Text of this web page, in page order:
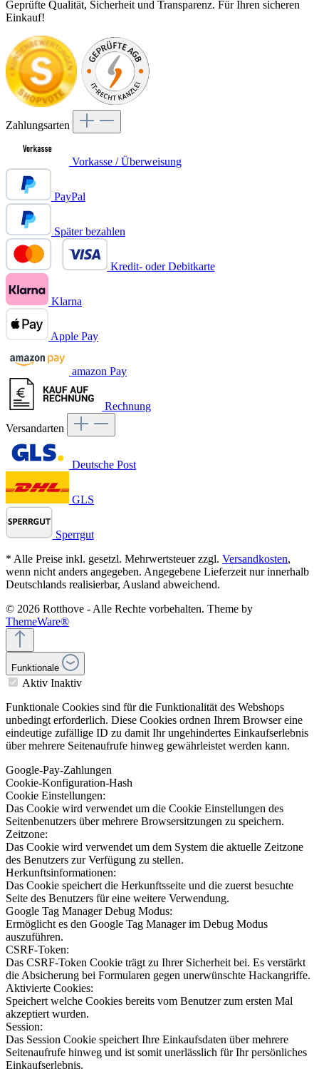
Geprüfte Qualität, Sicherheit und Transparenz. Für Ihren sicheren
Einkauf!
Zahlungsarten
Vorkasse / Überweisung
PayPal
Später bezahlen
Kredit- oder Debitkarte
Klarna
Apple Pay
amazon Pay
Rechnung
Versandarten
Deutsche Post
GLS
Sperrgut
* Alle Preise inkl. gesetzl. Mehrwertsteuer zzgl. Versandkosten,
wenn nicht anders angegeben. Angegebene Lieferzeit nur innerhalb
Deutschlands realisierbar, Ausland abweichend.
© 2026 Rotthove - Alle Rechte vorbehalten. Theme by
ThemeWare®
Funktionale
Aktiv Inaktiv
Funktionale Cookies sind für die Funktionalität des Webshops
unbedingt erforderlich. Diese Cookies ordnen Ihrem Browser eine
eindeutige zufällige ID zu damit Ihr ungehindertes Einkaufserlebnis
über mehrere Seitenaufrufe hinweg gewährleistet werden kann.
Google-Pay-Zahlungen
Cookie-Konfiguration-Hash
Cookie Einstellungen:
Das Cookie wird verwendet um die Cookie Einstellungen des
Seitenbenutzers über mehrere Browsersitzungen zu speichern.
Zeitzone:
Das Cookie wird verwendet um dem System die aktuelle Zeitzone
des Benutzers zur Verfügung zu stellen.
Herkunftsinformationen:
Das Cookie speichert die Herkunftsseite und die zuerst besuchte
Seite des Benutzers für eine weitere Verwendung.
Google Tag Manager Debug Modus:
Ermöglicht es den Google Tag Manager im Debug Modus
auszuführen.
CSRF-Token:
Das CSRF-Token Cookie trägt zu Ihrer Sicherheit bei. Es verstärkt
die Absicherung bei Formularen gegen unerwünschte Hackangriffe.
Aktivierte Cookies:
Speichert welche Cookies bereits vom Benutzer zum ersten Mal
akzeptiert wurden.
Session:
Das Session Cookie speichert Ihre Einkaufsdaten über mehrere
Seitenaufrufe hinweg und ist somit unerlässlich für Ihr persönliches
Einkaufserlebnis.